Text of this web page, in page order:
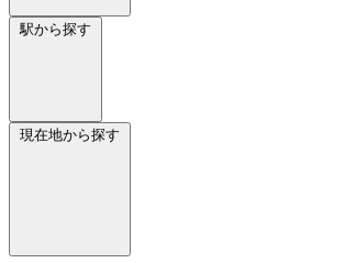
駅から探す
現在地から探す